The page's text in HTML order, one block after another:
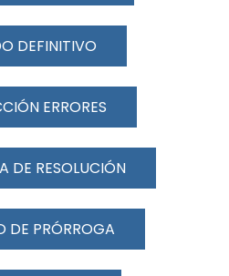
DEFINITIVO
ERRORES
DE RESOLUCIÓN
DE PRÓRROGA